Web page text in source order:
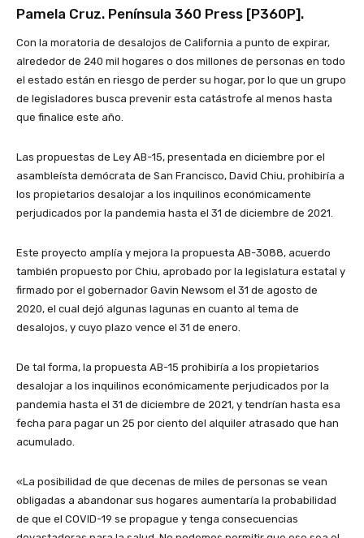
Pamela Cruz. Península 360 Press [P360P].
Con la moratoria de desalojos de California a punto de expirar,
alrededor de 240 mil hogares o dos millones de personas en todo
el estado están en riesgo de perder su hogar, por lo que un grupo
de legisladores busca prevenir esta catástrofe al menos hasta
que finalice este año.
Las propuestas de Ley AB-15, presentada en diciembre por el
asambleísta demócrata de San Francisco, David Chiu, prohibiría a
los propietarios desalojar a los inquilinos económicamente
perjudicados por la pandemia hasta el 31 de diciembre de 2021.
Este proyecto amplía y mejora la propuesta AB-3088, acuerdo
también propuesto por Chiu, aprobado por la legislatura estatal y
firmado por el gobernador Gavin Newsom el 31 de agosto de
2020, el cual dejó algunas lagunas en cuanto al tema de
desalojos, y cuyo plazo vence el 31 de enero.
De tal forma, la propuesta AB-15 prohibiría a los propietarios
desalojar a los inquilinos económicamente perjudicados por la
pandemia hasta el 31 de diciembre de 2021, y tendrían hasta esa
fecha para pagar un 25 por ciento del alquiler atrasado que han
acumulado.
«La posibilidad de que decenas de miles de personas se vean
obligadas a abandonar sus hogares aumentaría la probabilidad
de que el COVID-19 se propague y tenga consecuencias